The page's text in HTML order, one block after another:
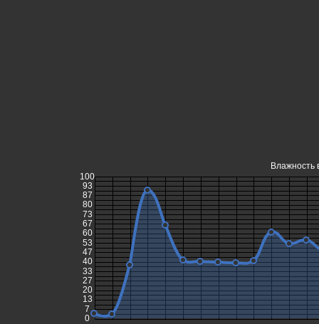
100
93
87
80
73
67
60
53
47
40
33
27
20
13
7
0
Влажность